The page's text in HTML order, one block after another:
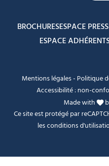
BROCHURESESPACE
ESPACE
Mentions légales- Politique
Accessibilité : non-
Made with
Ce site est protégé par
lesconditions